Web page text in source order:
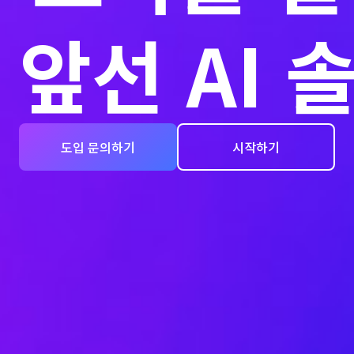
선 AI
도입 문의하기 시작하기